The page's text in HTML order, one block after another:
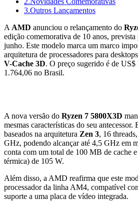
3.Outros Lançamentos
A AMD anunciou o relançamento do
edição comemorativa de 10 anos,
junho. Este modelo marca um marco
arquitetura de processadores para
V-Cache 3D. O preço sugerido é de
1.764,06 no Brasil.
A nova versão do Ryzen 7 5800X3D
mesmas características do seu antecessor.
baseados na arquitetura Zen 3, 16
GHz, podendo alcançar até 4,5 GHz em
conta com um total de 100 MB de cache
térmica) de 105 W.
Além disso, a AMD reafirma que este
processador da linha AM4, compatível
suporte a uma placa de vídeo integrada.